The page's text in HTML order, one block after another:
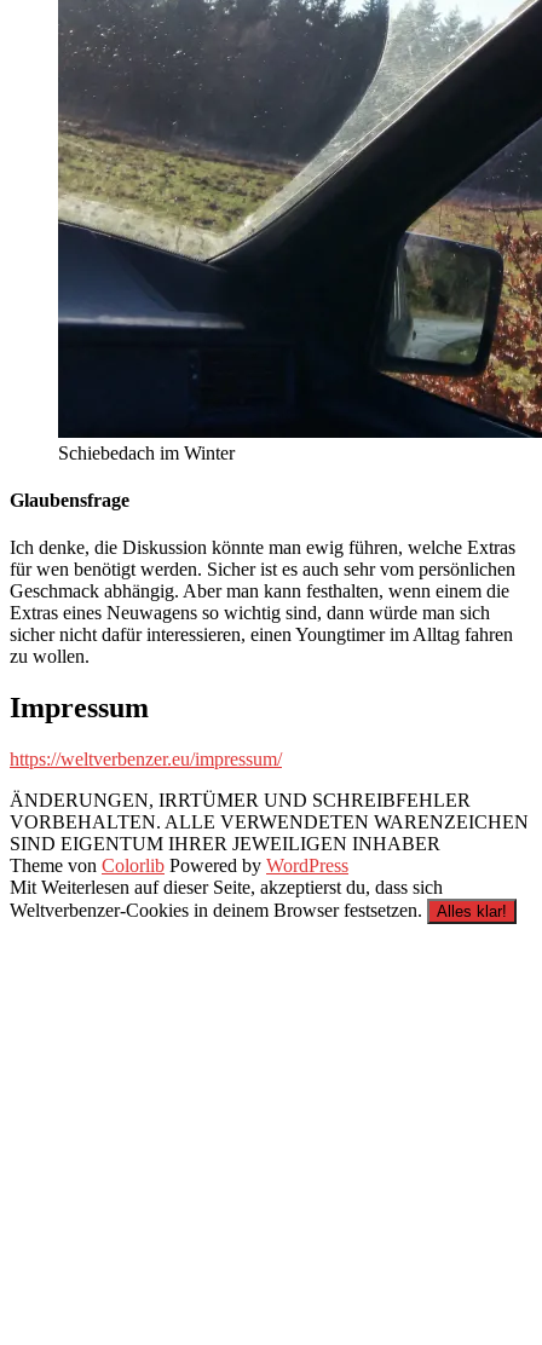
Schiebedach im Winter
Glaubensfrage
Ich denke, die Diskussion könnte man ewig führen, welche Extras
für wen benötigt werden. Sicher ist es auch sehr vom persönlichen
Geschmack abhängig. Aber man kann festhalten, wenn einem die
Extras eines Neuwagens so wichtig sind, dann würde man sich
sicher nicht dafür interessieren, einen Youngtimer im Alltag fahren
zu wollen.
Impressum
https://weltverbenzer.eu/impressum/
ÄNDERUNGEN, IRRTÜMER UND SCHREIBFEHLER
VORBEHALTEN. ALLE VERWENDETEN WARENZEICHEN
SIND EIGENTUM IHRER JEWEILIGEN INHABER
Theme von Colorlib Powered by WordPress
Mit Weiterlesen auf dieser Seite, akzeptierst du, dass sich
Weltverbenzer-Cookies in deinem Browser festsetzen.
Alles klar!